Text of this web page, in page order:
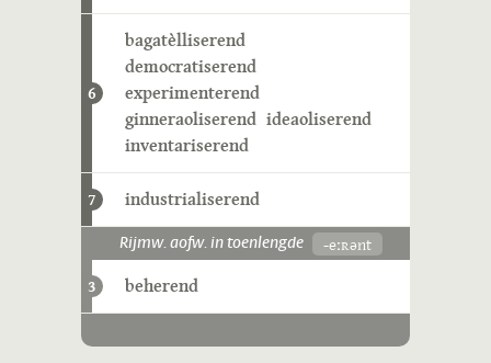
6
bagatèlliserend
democratiserend
experimenterend
ginneraoliserend ideaoliserend
inventariserend
7 industrialiserend
Rijmw. aofw. in toenlengde -eːʀənt
3 beherend